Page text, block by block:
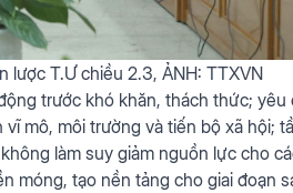
lược T.Ư chiều 2.3, ẢNH: TTXVN
trước khó khăn, thách thức; yêu
mô, môi trường và tiến bộ xã hội;
làm suy giảm nguồn lực cho
móng, tạo nền tảng cho giai đoạn